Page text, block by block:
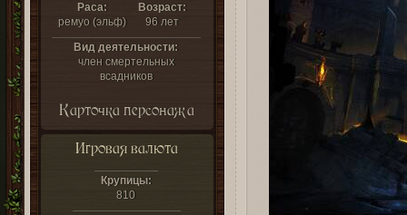
Раса:
ремуо (эльф)
Возраст:
96 лет
Вид деятельности:
член смертельных
всадников
Карточка персонажа
Игровая валюта
Крупицы:
810